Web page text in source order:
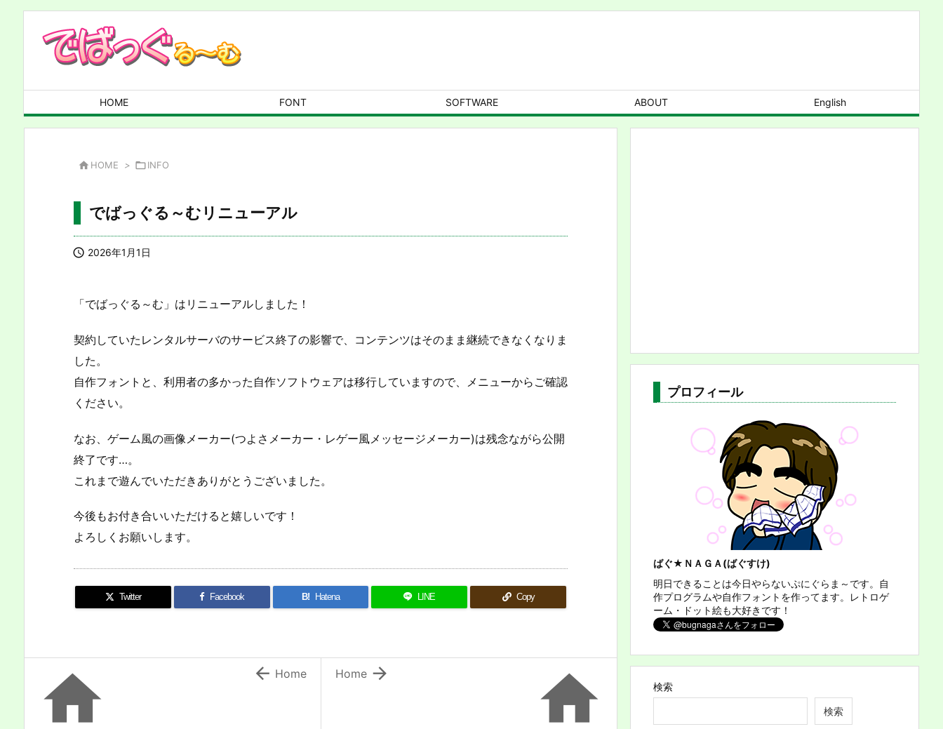
HOME FONT SOFTWARE ABOUT English
 HOME > INFO
でばっぐる～むリニューアル
 2026年1月1日
「でばっぐる～む」はリニューアルしました！
契約していたレンタルサーバのサービス終了の影響で、コンテンツはそのまま継続できなくなりま
した。
自作フォントと、利用者の多かった自作ソフトウェアは移行していますので、メニューからご確認
ください。
なお、ゲーム風の画像メーカー(つよさメーカー・レゲー風メッセージメーカー)は残念ながら公開
終了です…。
これまで遊んでいただきありがとうございました。
今後もお付き合いいただけると嬉しいです！
よろしくお願いします。
Twitter Facebook B! Hatena LINE Copy


Home
  Home
プロフィール
ばぐ★ＮＡＧＡ(ばぐすけ)
明日できることは今日やらないぷにぐらま～です。自
作プログラムや自作フォントを作ってます。レトロゲ
ーム・ドット絵も大好きです！
検索
検索